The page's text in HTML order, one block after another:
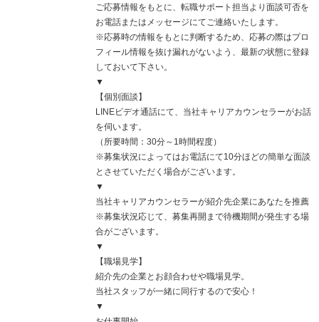
ご応募情報をもとに、転職サポート担当より面談可否を
お電話またはメッセージにてご連絡いたします。
※応募時の情報をもとに判断するため、応募の際はプロ
フィール情報を抜け漏れがないよう、最新の状態に登録
しておいて下さい。
▼
【個別面談】
LINEビデオ通話にて、当社キャリアカウンセラーがお話
を伺います。
（所要時間：30分～1時間程度）
※募集状況によってはお電話にて10分ほどの簡単な面談
とさせていただく場合がございます。
▼
当社キャリアカウンセラーが紹介先企業にあなたを推薦
※募集状況応じて、募集再開まで待機期間が発生する場
合がございます。
▼
【職場見学】
紹介先の企業とお顔合わせや職場見学。
当社スタッフが一緒に同行するので安心！
▼